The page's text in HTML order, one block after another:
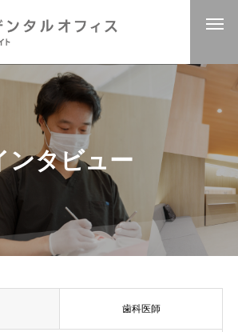
ンタビュー
歯科医師